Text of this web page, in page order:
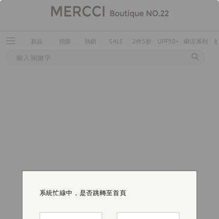
新品 預購 熱銷 SALE 2件5折 UPF50+ 瞬涼系列
系統忙線中，是否跳轉至首頁
系統忙線中，是否跳轉至首頁
系統忙線中，是否跳轉至首頁
系統忙線中，是否跳轉至首頁
系統忙線中，是否跳轉至首頁